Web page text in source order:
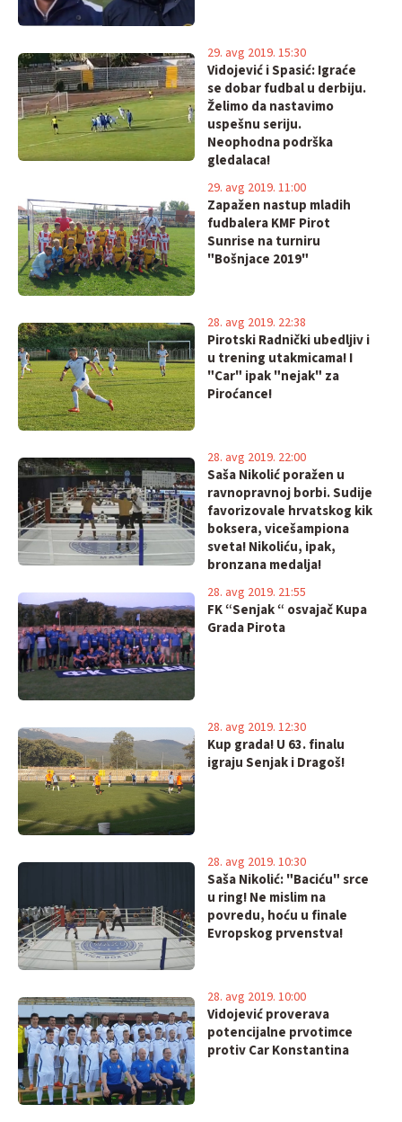
Vidojević i Spasić: Igraće
se dobar fudbal u derbiju.
Želimo da nastavimo
uspešnu seriju.
Neophodna podrška
gledalaca!
29. avg 2019. 15:30
Zapažen nastup mladih
fudbalera KMF Pirot
Sunrise na turniru
"Bošnjace 2019"
29. avg 2019. 11:00
Pirotski Radnički ubedljiv i
u trening utakmicama! I
"Car" ipak "nejak" za
Piroćance!
28. avg 2019. 22:38
Saša Nikolić poražen u
ravnopravnoj borbi. Sudije
favorizovale hrvatskog kik
boksera, vicešampiona
sveta! Nikoliću, ipak,
bronzana medalja!
28. avg 2019. 22:00
FK “Senjak “ osvajač Kupa
Grada Pirota
28. avg 2019. 21:55
Kup grada! U 63. finalu
igraju Senjak i Dragoš!
28. avg 2019. 12:30
Saša Nikolić: "Baciću" srce
u ring! Ne mislim na
povredu, hoću u finale
Evropskog prvenstva!
28. avg 2019. 10:30
Vidojević proverava
potencijalne prvotimce
protiv Car Konstantina
28. avg 2019. 10:00